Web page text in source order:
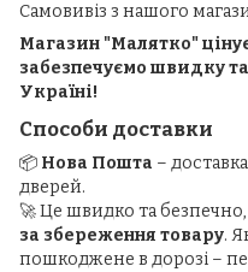
Самовивіз з нашого
Магазин "Малятко"
забезпечуємо швидку
Україні!
Способи доставки
📦 Нова Пошта –
дверей.
🚀 Це швидко та
за збереження товару.
пошкоджене в дорозі –